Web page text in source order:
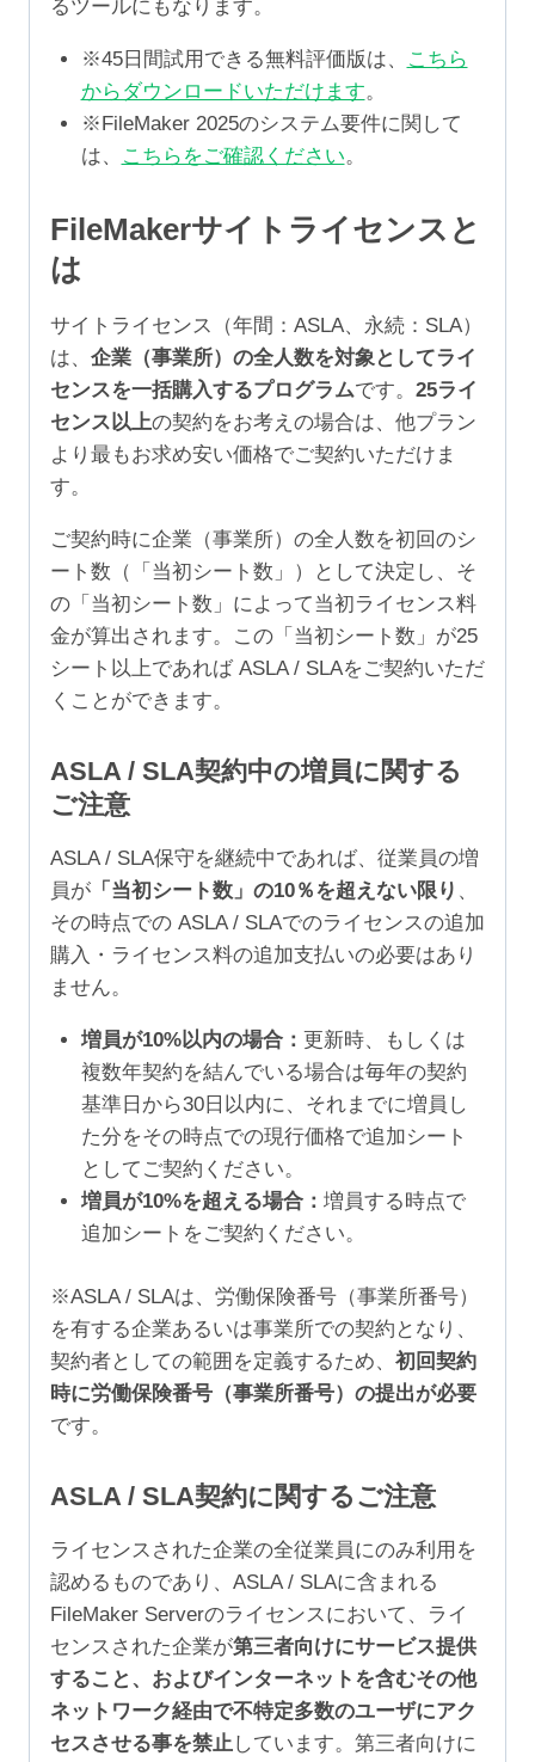
るツールにもなります。
※45日間試用できる無料評価版は、
こちら
からダウンロードいただけます。
※FileMaker 2025のシステム要件に関して
は、
こちらをご確認ください。
FileMakerサイトライセンスと
は
サイトライセンス（年間：ASLA、永続：SLA）
は、 企業（事業所）の全人数を対象としてライ
センスを一括購入するプログラムです。 25ライ
センス以上の契約をお考えの場合は、他プラン
より最もお求め安い価格でご契約いただけま
す。
ご契約時に企業（事業所）の全人数を初回のシ
ート数（「当初シート数」）として決定し、そ
の「当初シート数」によって当初ライセンス料
金が算出されます。この「当初シート数」が25
シート以上であれば ASLA / SLAをご契約いただ
くことができます。
ASLA / SLA契約中の増員に関する
ご注意
ASLA / SLA保守を継続中であれば、従業員の増
員が 「当初シート数」の10％を超えない限り 、
その時点での ASLA / SLAでのライセンスの追加
購入・ライセンス料の追加支払いの必要はあり
ません。
増員が10%以内の場合： 更新時、もしくは
複数年契約を結んでいる場合は毎年の契約
基準日から30日以内に、それまでに増員し
た分をその時点での現行価格で追加シート
としてご契約ください。
増員が10%を超える場合： 増員する時点で
追加シートをご契約ください。
※ASLA / SLAは、労働保険番号（事業所番号）
を有する企業あるいは事業所での契約となり、
契約者としての範囲を定義するため、 初回契約
時に労働保険番号（事業所番号）の提出が必要
です。
ASLA / SLA契約に関するご注意
ライセンスされた企業の全従業員にのみ利用を
認めるものであり、ASLA / SLAに含まれる
FileMaker Serverのライセンスにおいて、ライ
センスされた企業が第三者向けにサービス提供
すること、およびインターネットを含むその他
ネットワーク経由で不特定多数のユーザにアク
セスさせる事を禁止 しています。第三者向けに